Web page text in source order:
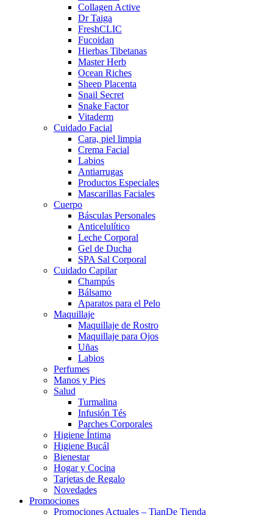
Collagen Active
Dr Taiga
FreshCLIC
Fucoidan
Hierbas Tibetanas
Master Herb
Ocean Riches
Sheep Placenta
Snail Secret
Snake Factor
Vitaderm
Cuidado Facial
Cara, piel limpia
Crema Facial
Labios
Antiarrugas
Productos Especiales
Mascarillas Faciales
Cuerpo
Básculas Personales
Anticelulítico
Leche Corporal
Gel de Ducha
SPA Sal Corporal
Cuidado Capilar
Champús
Bálsamo
Aparatos para el Pelo
Maquillaje
Maquillaje de Rostro
Maquillaje para Ojos
Uñas
Labios
Perfumes
Manos y Pies
Salud
Turmalina
Infusión Tés
Parches Corporales
Higiene Íntima
Higiene Bucál
Bienestar
Hogar y Cocina
Tarjetas de Regalo
Novedades
Promociones
Promociones Actuales – TianDe Tienda